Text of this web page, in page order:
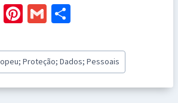
M Pi
er
es
t
G
ai
l
ar
e
Proteção; Dados; Pessoais